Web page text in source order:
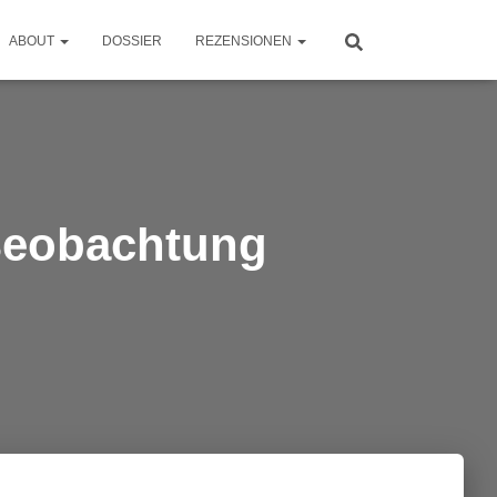
ABOUT DOSSIER REZENSIONEN